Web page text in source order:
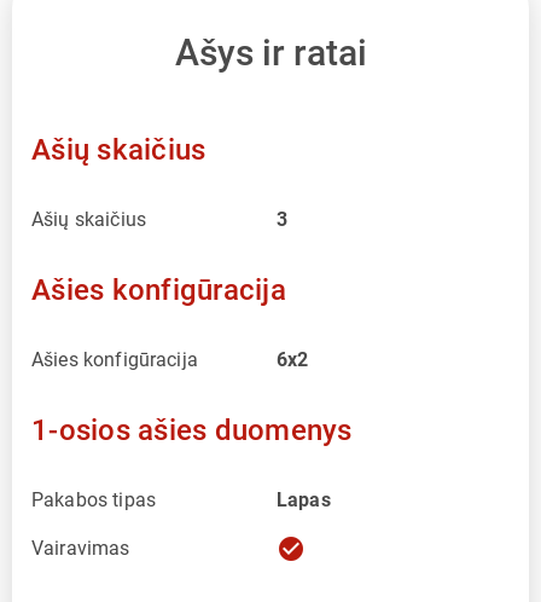
Ašys ir ratai
Ašių skaičius
Ašių skaičius 3
Ašies konfigūracija
Ašies konfigūracija 6x2
1-osios ašies duomenys
Pakabos tipas Lapas
Vairavimas check_circle